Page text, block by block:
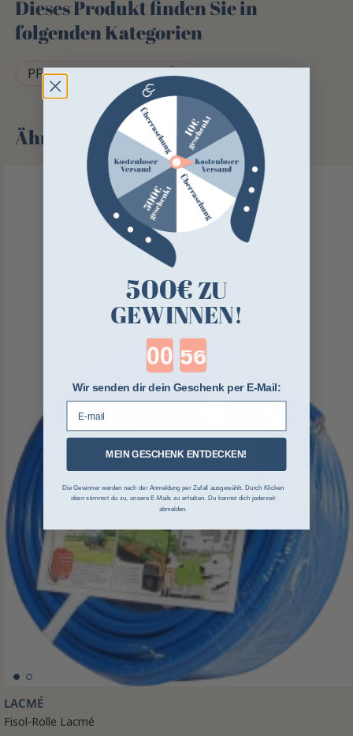
Dieses Produkt finden Sie in
folgenden Kategorien
PFERDEKOPPEL-ZUBEHÖR
Ähnliche Produkte
LACMÉ
Fisol-Rolle Lacmé
500€ ZU
GEWINNEN!
Countdown ends in:
Wir senden dir dein Geschenk per E-Mail:
MEIN GESCHENK ENTDECKEN!
Die Gewinner werden nach der Anmeldung per Zufall ausgewählt. Durch Klicken
oben stimmst du zu, unsere E-Mails zu erhalten. Du kannst dich jederzeit
abmelden.